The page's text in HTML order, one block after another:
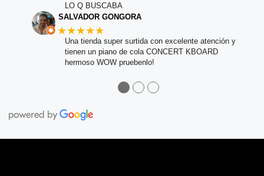
LO Q BUSCABA
SALVADOR GONGORA
★★★★★
Una tienda super surtida con excelente atención y
tienen un piano de cola CONCERT KBOARD
hermoso WOW pruebenlo!
●●●